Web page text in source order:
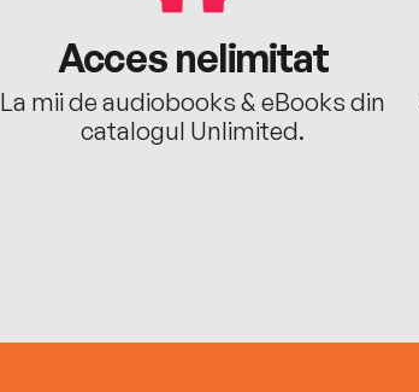
Acces nelimitat
La mii de audiobooks & eBooks din
catalogul Unlimited.